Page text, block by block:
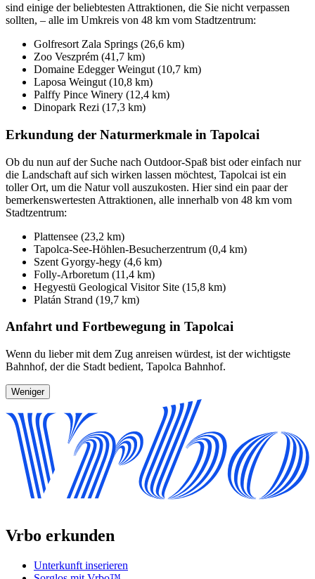
sind einige der beliebtesten Attraktionen, die Sie nicht verpassen
sollten, – alle im Umkreis von 48 km vom Stadtzentrum:
Golfresort Zala Springs (26,6 km)
Zoo Veszprém (41,7 km)
Domaine Edegger Weingut (10,7 km)
Laposa Weingut (10,8 km)
Palffy Pince Winery (12,4 km)
Dinopark Rezi (17,3 km)
Erkundung der Naturmerkmale in Tapolcai
Ob du nun auf der Suche nach Outdoor-Spaß bist oder einfach nur
die Landschaft auf sich wirken lassen möchtest, Tapolcai ist ein
toller Ort, um die Natur voll auszukosten. Hier sind ein paar der
bemerkenswertesten Attraktionen, alle innerhalb von 48 km vom
Stadtzentrum:
Plattensee (23,2 km)
Tapolca-See-Höhlen-Besucherzentrum (0,4 km)
Szent Gyorgy-hegy (4,6 km)
Folly-Arboretum (11,4 km)
Hegyestü Geological Visitor Site (15,8 km)
Platán Strand (19,7 km)
Anfahrt und Fortbewegung in Tapolcai
Wenn du lieber mit dem Zug anreisen würdest, ist der wichtigste
Bahnhof, der die Stadt bedient, Tapolca Bahnhof.
Weniger
Vrbo erkunden
Unterkunft inserieren